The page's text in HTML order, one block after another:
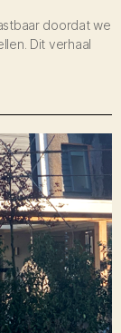
doordat we
Dit verhaal